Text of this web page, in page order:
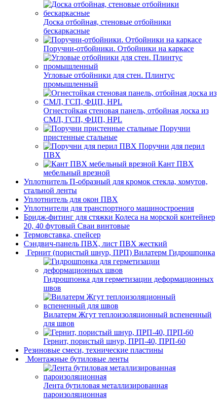
Доска отбойная, стеновые отбойники
бескаркасные
Поручни-отбойники. Отбойники на каркасе
Угловые отбойники для стен. Плинтус
промышленный
Огнестойкая стеновая панель, отбойная доска из
СМЛ, ГСП, ФЦП, HPL
Поручни
пристенные стальные
Поручни для перил
ПВХ
Кант ПВХ
мебельный врезной
Уплотнитель П-образный для кромок стекла, хомутов,
стальной ленты
Уплотнитель для окон ПВХ
Уплотнители для транспортного машиностроения
Бридж-фитинг для стяжки Колеса на морской контейнер
20, 40 футовый Сваи винтовые
Термовставка, спейсер
Сэндвич-панель ПВХ, лист ПВХ жесткий
Гернит (пористый шнур, ПРП) Вилатерм Гидрошпонка
Гидрошпонка для герметизации деформационных
швов
Вилатерм Жгут теплоизоляционный вспененный
для швов
Гернит, пористый шнур, ПРП-40, ПРП-60
Резиновые смеси, технические пластины
Монтажные бутиловые ленты
Лента бутиловая металлизированная
пароизоляционная